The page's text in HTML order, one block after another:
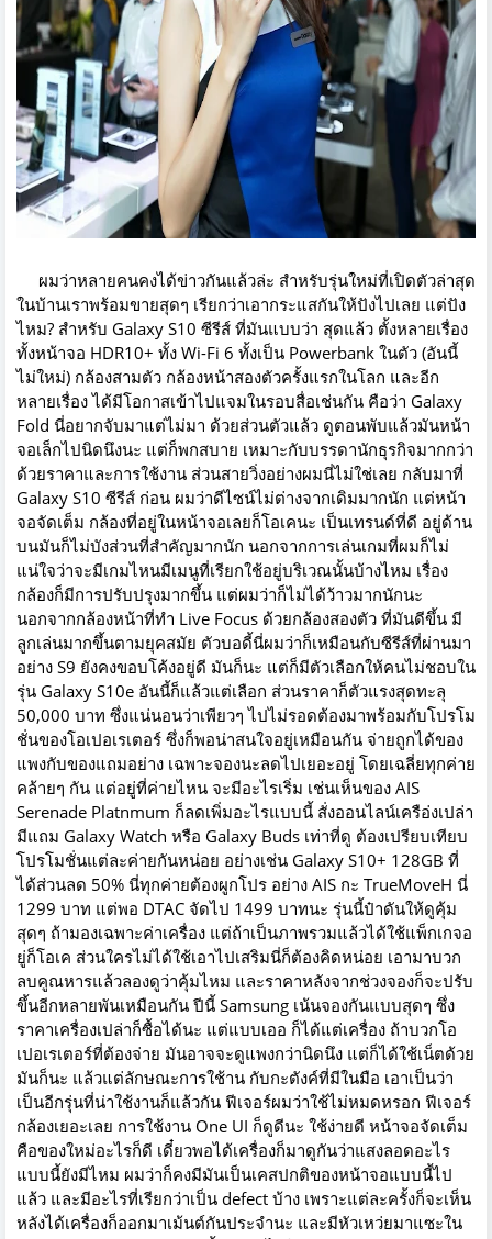
ผมว่าหลายคนคงได้ข่าวกันแล้วล่ะ สำหรับรุ่นใหม่ที่เปิดตัวล่าสุด
ในบ้านเราพร้อมขายสุดๆ เรียกว่าเอากระแสกันให้ปังไปเลย แต่ปัง
ไหม? สำหรับ Galaxy S10 ซีรีส์ ที่มันแบบว่า สุดแล้ว ตั้งหลายเรื่อง
ทั้งหน้าจอ HDR10+ ทั้ง Wi-Fi 6 ทั้งเป็น Powerbank ในตัว (อันนี้
ไม่ใหม่) กล้องสามตัว กล้องหน้าสองตัวครั้งแรกในโลก และอีก
หลายเรื่อง ได้มีโอกาสเข้าไปแจมในรอบสื่อเช่นกัน คือว่า Galaxy
Fold นี่อยากจับมาแต่ไม่มา ด้วยส่วนตัวแล้ว ดูตอนพับแล้วมันหน้า
จอเล็กไปนิดนึงนะ แต่ก็พกสบาย เหมาะกับบรรดานักธุรกิจมากกว่า
ด้วยราคาและการใช้งาน ส่วนสายวิ่งอย่างผมนี่ไม่ใช่เลย กลับมาที่
Galaxy S10 ซีรีส์ ก่อน ผมว่าดีไซน์ไม่ต่างจากเดิมมากนัก แต่หน้า
จอจัดเต็ม กล้องที่อยู่ในหน้าจอเลยก็โอเคนะ เป็นเทรนด์ที่ดี อยู่ด้าน
บนมันก็ไม่บังส่วนที่สำคัญมากนัก นอกจากการเล่นเกมที่ผมก็ไม่
แน่ใจว่าจะมีเกมไหนมีเมนูที่เรียกใช้อยู่บริเวณนั้นบ้างไหม เรื่อง
กล้องก็มีการปรับปรุงมากขึ้น แต่ผมว่าก็ไม่ได้ว้าวมากนักนะ
นอกจากกล้องหน้าที่ทำ Live Focus ด้วยกล้องสองตัว ที่มันดีขึ้น มี
ลูกเล่นมากขึ้นตามยุคสมัย ตัวบอดี้นี่ผมว่าก็เหมือนกับซีรีส์ที่ผ่านมา
อย่าง S9 ยังคงขอบโค้งอยู่ดี มันก็นะ แต่ก็มีตัวเลือกให้คนไม่ชอบใน
รุ่น Galaxy S10e อันนี้ก็แล้วแต่เลือก ส่วนราคาก็ตัวแรงสุดทะลุ
50,000 บาท ซึ่งแน่นอนว่าเพียวๆ ไปไม่รอดต้องมาพร้อมกับโปรโม
ชั่นของโอเปอเรเตอร์ ซึ่งก็พอน่าสนใจอยู่เหมือนกัน จ่ายถูกได้ของ
แพงกับของแถมอย่าง เฉพาะจองนะลดไปเยอะอยู่ โดยเฉลี่ยทุกค่าย
คล้ายๆ กัน แต่อยู่ที่ค่ายไหน จะมีอะไรเริ่ม เช่นเห็นของ AIS
Serenade Platnmum ก็ลดเพิ่มอะไรแบบนี้ สั่งออนไลน์เครือ่งเปล่า
มีแถม Galaxy Watch หรือ Galaxy Buds เท่าที่ดู ต้องเปรียบเทียบ
โปรโมชั่นแต่ละค่ายกันหน่อย อย่างเช่น Galaxy S10+ 128GB ที่
ได้ส่วนลด 50% นี่ทุกค่ายต้องผูกโปร อย่าง AIS กะ TrueMoveH นี่
1299 บาท แต่พอ DTAC จัดไป 1499 บาทนะ รุ่นนี้ป๋าดันให้ดูคุ้ม
สุดๆ ถ้ามองเฉพาะค่าเครื่อง แต่ถ้าเป็นภาพรวมแล้วได้ใช้แพ็กเกจอ
ยู่ก็โอเค ส่วนใครไม่ได้ใช้เอาไปเสริมนี่ก็ต้องคิดหน่อย เอามาบวก
ลบคูณหารแล้วลองดูว่าคุ้มไหม และราคาหลังจากช่วงจองก็จะปรับ
ขึ้นอีกหลายพันเหมือนกัน ปีนี้ Samsung เน้นจองกันแบบสุดๆ ซึ่ง
ราคาเครื่องเปล่าก็ซื้อได้นะ แต่แบบเออ ก็ได้แต่เครื่อง ถ้าบวกโอ
เปอเรเตอร์ที่ต้องจ่าย มันอาจจะดูแพงกว่านิดนึง แต่ก็ได้ใช้เน็ตด้วย
มันก็นะ แล้วแต่ลักษณะการใช้าน กับกะตังค์ที่มีในมือ เอาเป็นว่า
เป็นอีกรุ่นที่น่าใช้งานก็แล้วกัน ฟีเจอร์ผมว่าใช้ไม่หมดหรอก ฟีเจอร์
กล้องเยอะเลย การใช้งาน One UI ก็ดูดีนะ ใช้ง่ายดี หน้าจอจัดเต็ม
คือของใหม่อะไรก็ดี เดี๋ยวพอได้เครื่องก็มาดูกันว่าแสงลอดอะไร
แบบนี้ยังมีไหม ผมว่าก็คงมีมันเป็นเคสปกติของหน้าจอแบบนี้ไป
แล้ว และมีอะไรที่เรียกว่าเป็น defect บ้าง เพราะแต่ละครั้งก็จะเห็น
หลังได้เครื่องก็ออกมาเม้นต์กันประจำนะ และมีหัวเหว่ยมาแซะใน